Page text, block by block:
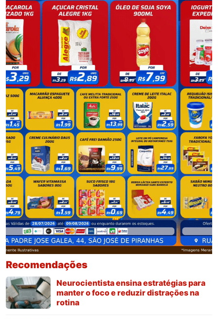
Recomendações
Neurocientista ensina estratégias para
manter o foco e reduzir distrações na
rotina